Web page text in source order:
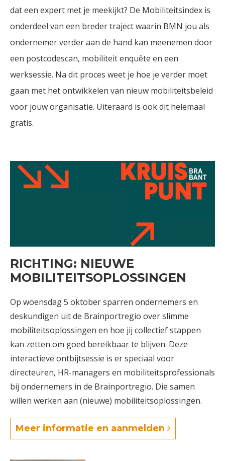
dat een expert met je meekijkt? De Mobiliteitsindex is
onderdeel van een breder traject waarin BMN jou als
ondernemer verder aan de hand kan meenemen door
een postcodescan, mobiliteit enquête en een
werksessie. Na dit proces weet je hoe je verder moet
gaan met het ontwikkelen van nieuw mobiliteitsbeleid
voor jouw organisatie. Uiteraard is ook dit helemaal
gratis.
RICHTING: NIEUWE
MOBILITEITSOPLOSSINGEN
Op woensdag 5 oktober sparren ondernemers en
deskundigen uit de Brainportregio over slimme
mobiliteitsoplossingen en hoe jij collectief stappen
kan zetten om goed bereikbaar te blijven. Deze
interactieve ontbijtsessie is er speciaal voor
directeuren, HR-managers en mobiliteitsprofessionals
bij ondernemers in de Brainportregio. Die samen
willen werken aan (nieuwe) mobiliteitsoplossingen.
Meer informatie en aanmelden